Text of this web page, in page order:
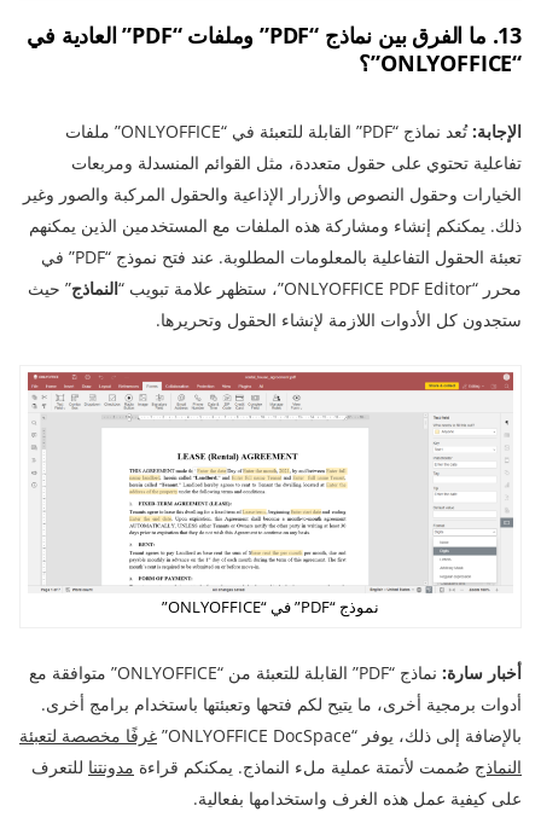
13. ما الفرق بين نماذج “PDF” وملفات “PDF” العادية في
“ONLYOFFICE”؟
الإجابة:
تُعد نماذج “PDF” القابلة للتعبئة في “ONLYOFFICE” ملفات
تفاعلية تحتوي على حقول متعددة، مثل القوائم المنسدلة ومربعات
الخيارات وحقول النصوص والأزرار الإذاعية والحقول المركبة والصور وغير
ذلك. يمكنكم إنشاء ومشاركة هذه الملفات مع المستخدمين الذين يمكنهم
تعبئة الحقول التفاعلية بالمعلومات المطلوبة. عند فتح نموذج “PDF” في
محرر “ONLYOFFICE PDF Editor”، ستظهر علامة تبويب “
النماذج” حيث
ستجدون كل الأدوات اللازمة لإنشاء الحقول وتحريرها.
نموذج “PDF” في “ONLYOFFICE”
أخبار سارة:
نماذج “PDF” القابلة للتعبئة من “ONLYOFFICE” متوافقة مع
أدوات برمجية أخرى، ما يتيح لكم فتحها وتعبئتها باستخدام برامج أخرى.
بالإضافة إلى ذلك، يوفر “ONLYOFFICE DocSpace”
غرفًا مخصصة لتعبئة
النماذج صُممت لأتمتة عملية ملء النماذج. يمكنكم قراءة مدونتنا للتعرف
على كيفية عمل هذه الغرف واستخدامها بفعالية.